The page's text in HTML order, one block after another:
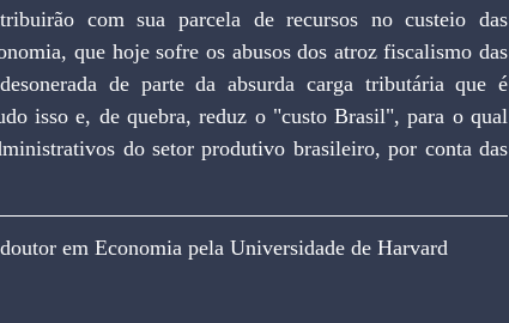
com sua parcela de recursos no custeio das
que hoje sofre os abusos dos atroz fiscalismo das
de parte da absurda carga tributária que é
isso e, de quebra, reduz o "custo Brasil", para o qual
do setor produtivo brasileiro, por conta das
em Economia pela Universidade de Harvard